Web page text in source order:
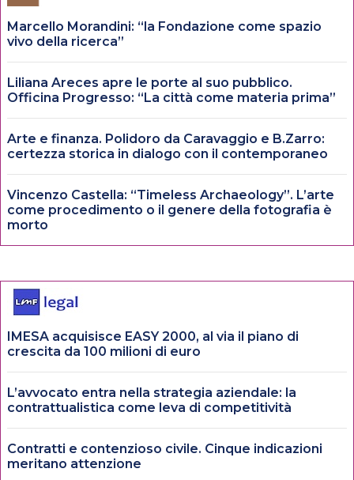
Marcello Morandini: “la Fondazione come spazio
vivo della ricerca”
Liliana Areces apre le porte al suo pubblico.
Officina Progresso: “La città come materia prima”
Arte e finanza. Polidoro da Caravaggio e B.Zarro:
certezza storica in dialogo con il contemporaneo
Vincenzo Castella: “Timeless Archaeology”. L’arte
come procedimento o il genere della fotografia è
morto
IMESA acquisisce EASY 2000, al via il piano di
crescita da 100 milioni di euro
L’avvocato entra nella strategia aziendale: la
contrattualistica come leva di competitività
Contratti e contenzioso civile. Cinque indicazioni
meritano attenzione